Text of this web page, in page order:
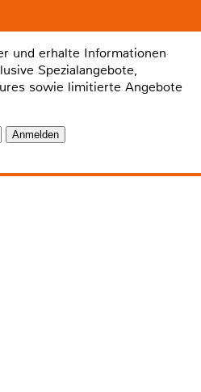
und erhalte Informationen
Spezialangebote,
sowie limitierte Angebote